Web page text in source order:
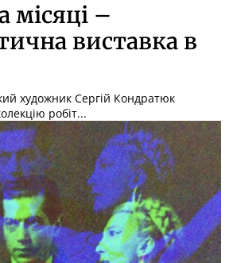
–
виставка в
художник Сергій Кондратюк
робіт...